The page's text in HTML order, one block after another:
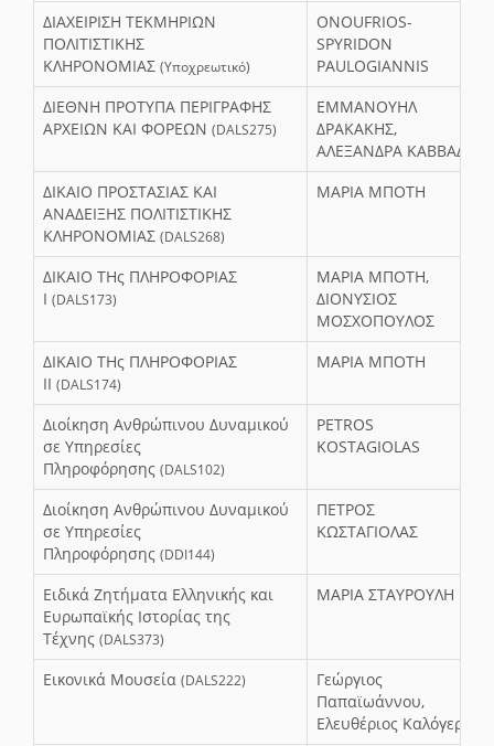
ΔΙΑΧΕΙΡΙΣΗ ΤΕΚΜΗΡΙΩΝ
ΠΟΛΙΤΙΣΤΙΚΗΣ
ΚΛΗΡΟΝΟΜΙΑΣ (Υποχρεωτικό)
ONOUFRIOS-
SPYRIDON
PAULOGIANNIS
ΔΙΕΘΝΗ ΠΡΟΤΥΠΑ ΠΕΡΙΓΡΑΦΗΣ
ΑΡΧΕΙΩΝ ΚΑΙ ΦΟΡΕΩΝ (DALS275)
ΕΜΜΑΝΟΥΗΛ
ΔΡΑΚΑΚΗΣ,
ΑΛΕΞΑΝΔΡΑ ΚΑΒΒΑΔΙΑ
ΔΙΚΑΙΟ ΠΡΟΣΤΑΣΙΑΣ ΚΑΙ
ΑΝΑΔΕΙΞΗΣ ΠΟΛΙΤΙΣΤΙΚΗΣ
ΚΛΗΡΟΝΟΜΙΑΣ (DALS268)
ΜΑΡΙΑ ΜΠΟΤΗ
ΔΙΚΑΙΟ ΤΗς ΠΛΗΡΟΦΟΡΙΑΣ
Ι (DALS173)
ΜΑΡΙΑ ΜΠΟΤΗ,
ΔΙΟΝΥΣΙΟΣ
ΜΟΣΧΟΠΟΥΛΟΣ
ΔΙΚΑΙΟ ΤΗς ΠΛΗΡΟΦΟΡΙΑΣ
ΙΙ (DALS174)
ΜΑΡΙΑ ΜΠΟΤΗ
Διοίκηση Ανθρώπινου Δυναμικού
σε Υπηρεσίες
Πληροφόρησης (DALS102)
PETROS
KOSTAGIOLAS
Διοίκηση Ανθρώπινου Δυναμικού
σε Υπηρεσίες
Πληροφόρησης (DDI144)
ΠΕΤΡΟΣ
ΚΩΣΤΑΓΙΟΛΑΣ
Ειδικά Ζητήματα Ελληνικής και
Ευρωπαϊκής Ιστορίας της
Τέχνης (DALS373)
ΜΑΡΙΑ ΣΤΑΥΡΟΥΛΗ
Εικονικά Μουσεία (DALS222)
Γεώργιος
Παπαϊωάννου,
Ελευθέριος Καλόγερος